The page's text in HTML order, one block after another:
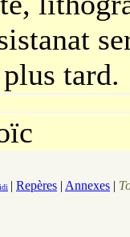
tard.
| Repères | Annexes |